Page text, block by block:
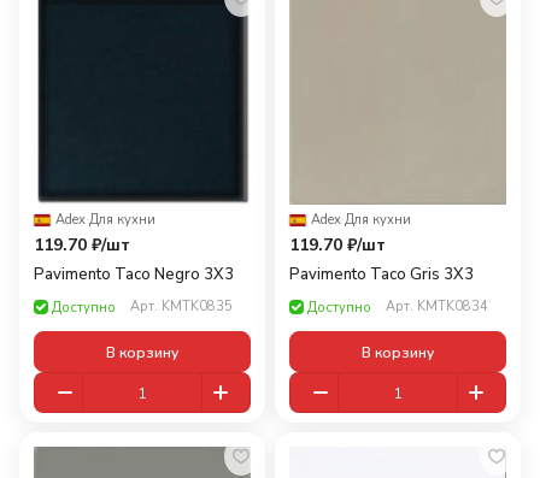
Adex·Для кухни
119.70 ₽/шт
Pavimento Taco Negro 3X3
Доступно Арт. KMTK0835
В корзину
Adex·Для кухни
119.70 ₽/шт
Pavimento Taco Gris 3X3
Доступно Арт. KMTK0834
В корзину